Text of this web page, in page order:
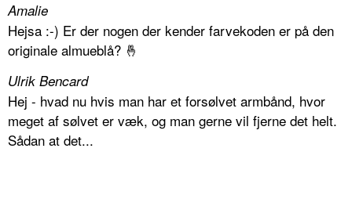
Amalie
Hejsa :-) Er der nogen der kender farvekoden er på den
originale almueblå? 🤞
Ulrik Bencard
Hej - hvad nu hvis man har et forsølvet armbånd, hvor
meget af sølvet er væk, og man gerne vil fjerne det helt.
Sådan at det...